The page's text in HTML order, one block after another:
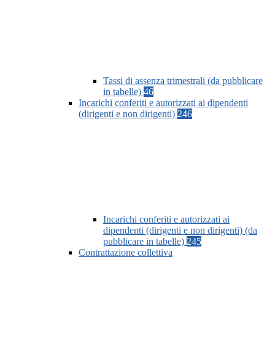
Tassi di assenza trimestrali (da pubblicare
in tabelle) 46
Incarichi conferiti e autorizzati ai dipendenti
(dirigenti e non dirigenti) 246
Incarichi conferiti e autorizzati ai
dipendenti (dirigenti e non dirigenti) (da
pubblicare in tabelle) 245
Contrattazione collettiva